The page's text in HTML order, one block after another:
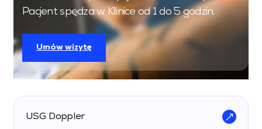
USG Doppler
Pacjent spędza w Klinice od 1 do 5 godzin.
Umów wizytę